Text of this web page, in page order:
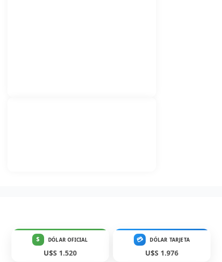
$ DÓLAR OFICIAL
U$S 1.520
💳 DÓLAR TARJETA
U$S 1.976